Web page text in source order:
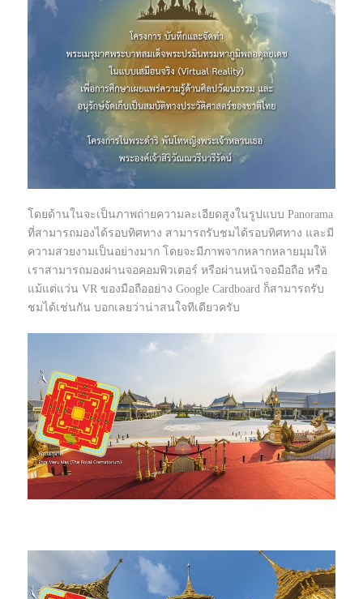
โดยด้านในจะเป็นภาพถ่ายความละเอียดสูงในรูปแบบ Panorama
ที่สามารถมองได้รอบทิศทาง สามารถรับชมได้รอบทิศทาง และมี
ความสวยงามเป็นอย่างมาก โดยจะมีภาพจากหลากหลายมุมให้
เราสามารถมองผ่านจอคอมพิวเตอร์ หรือผ่านหน้าจอมือถือ หรือ
แม้แต่แว่น VR ของมือถืออย่าง Google Cardboard ก็สามารถรับ
ชมได้เช่นกัน บอกเลยว่าน่าสนใจทีเดียวครับ